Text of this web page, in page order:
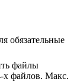
обязательные
файлы
файлов. Макс.